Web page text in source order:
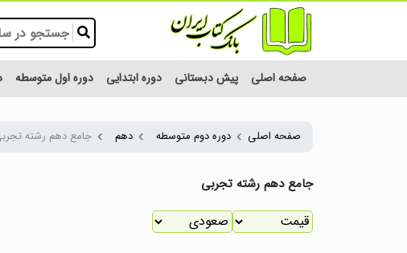
صفحه اصلی پیش دبستانی دوره ابتدایی دوره اول متوسطه
صفحه اصلی دوره دوم متوسطه دهم جامع دهم رشته
جامع دهم رشته تجربی